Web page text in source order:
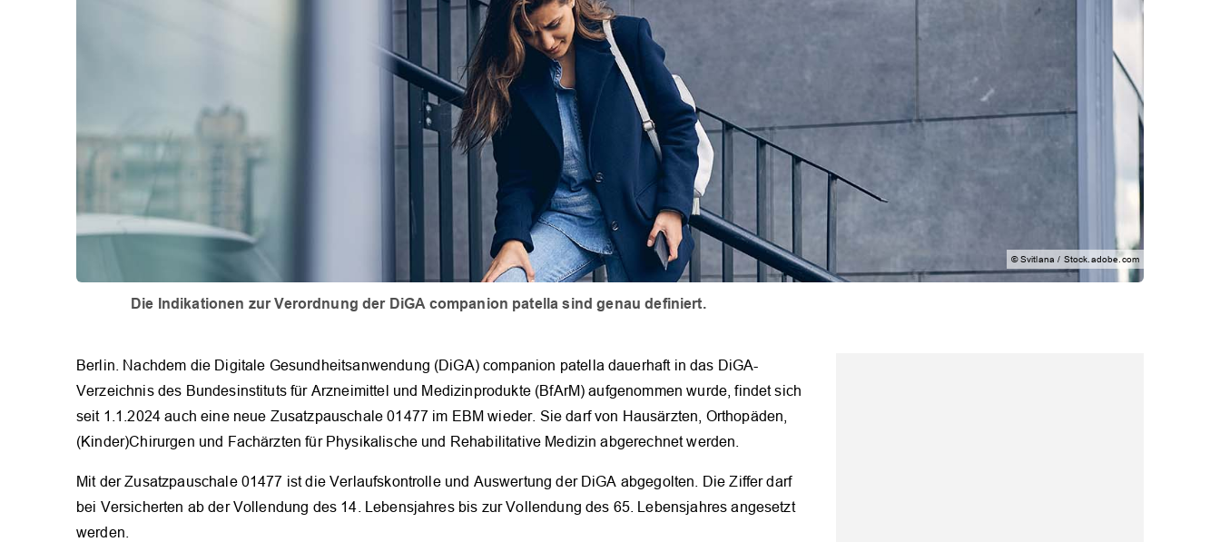
© Svitlana / Stock.adobe.com
Die Indikationen zur Verordnung der DiGA companion patella sind genau definiert.
Berlin. Nachdem die Digitale Gesundheitsanwendung (DiGA) companion patella dauerhaft in das DiGA-
Verzeichnis des Bundesinstituts für Arzneimittel und Medizinprodukte (BfArM) aufgenommen wurde, findet sich
seit 1.1.2024 auch eine neue Zusatzpauschale 01477 im EBM wieder. Sie darf von Hausärzten, Orthopäden,
(Kinder)Chirurgen und Fachärzten für Physikalische und Rehabilitative Medizin abgerechnet werden.
Mit der Zusatzpauschale 01477 ist die Verlaufskontrolle und Auswertung der DiGA abgegolten. Die Ziffer darf
bei Versicherten ab der Vollendung des 14. Lebensjahres bis zur Vollendung des 65. Lebensjahres angesetzt
werden.